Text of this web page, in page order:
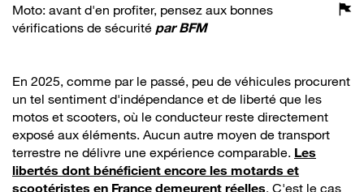
Moto: avant d'en profiter, pensez aux bonnes
vérifications de sécurité parBFM
En 2025, comme par le passé, peu de véhicules procurent
un tel sentiment d'indépendance et de liberté que les
motos et scooters, où le conducteur reste directement
exposé aux éléments. Aucun autre moyen de transport
terrestre ne délivre une expérience comparable. Les
libertés dont bénéficient encore les motards et
scootéristes en France demeurent réelles. C'est le cas